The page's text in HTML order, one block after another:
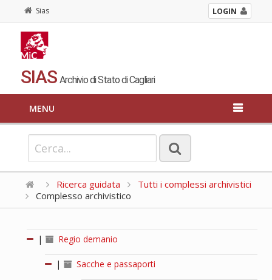
Sias LOGIN
SIAS Archivio di Stato di Cagliari
MENU
Ricerca guidata
Tutti i complessi archivistici
Complesso archivistico
| Regio demanio
| Sacche e passaporti